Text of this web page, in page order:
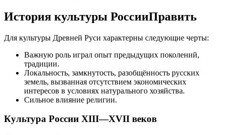
История культуры РоссииПравить
Для культуры Древней Руси характерны следующие черты:
Важную роль играл опыт предыдущих поколений,
традиции.
Локальность, замкнутость, разобщённость русских
земель, вызванная отсутствием экономических
интересов в условиях натурального хозяйства.
Сильное влияние религии.
Культура России XIII—XVII веков